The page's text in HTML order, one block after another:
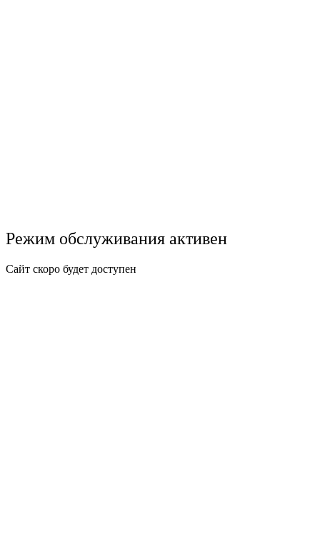
Режим обслуживания активен
Сайт скоро будет доступен